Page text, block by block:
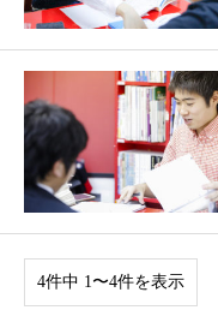
4件中 1〜4件を表示